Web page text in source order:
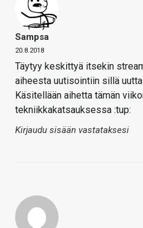
Sampsa
20.8.2018
Täytyy keskittyä itsekin
aiheesta uutisointiin sillä
Käsitellään aihetta tämän
tekniikkakatsauksessa :tup:
Kirjaudu sisään vastataksesi